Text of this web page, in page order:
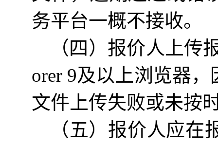
务平台一概不接收。
（四）报价人上传
orer 9及以上浏览器，
文件上传失败或未按
（五）报价人应在